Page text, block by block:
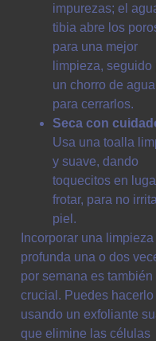
impurezas; el
tibia abre los
para una mejor
limpieza, seguido
un chorro de
para cerrarlos.
Seca con
Usa una toalla
y suave, dando
toquecitos en
frotar, para no
piel.
Incorporar una limpieza
profunda una o dos
por semana es también
crucial. Puedes hacerlo
usando un exfoliante
que elimine las células